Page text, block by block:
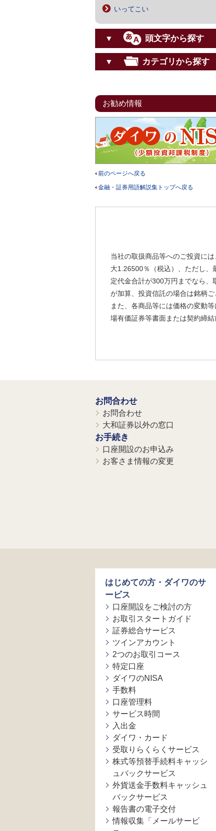
いってこい
▼ 頭文字から探す
▼ カテゴリから探す
お勧め情報
前のページへ戻る
金融・証券用語解説集トップへ戻る
当社の取扱商品等へのご投資に
大1.26500％（税込）、ただし
定代金合計が300万円までなら、
が加算、投資信託の場合は銘柄
また、各商品等には価格の変動
場有価証券等書面または契約締
お問合わせ
お問合わせ
大和証券以外の窓口
お手続き
口座開設のお申込み
お客さま情報の変更
はじめての方・ダイワのサ
ービス
口座開設をご検討の方
お取引スタートガイド
証券総合サービス
ツインアカウント
2つのお取引コース
特定口座
ダイワのNISA
手数料
口座管理料
サービス時間
入出金
ダイワ・カード
受取りらくらくサービス
株式等預替手続料キャッシ
ュバックサービス
外貨送金手数料キャッシュ
バックサービス
報告書の電子交付
情報収集「メールサービ